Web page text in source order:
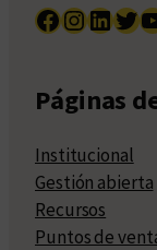
Facebook InstagramLinkedIn Twitter YouTube
Páginas
Institucional
Gestión abierta
Recursos
Puntos de